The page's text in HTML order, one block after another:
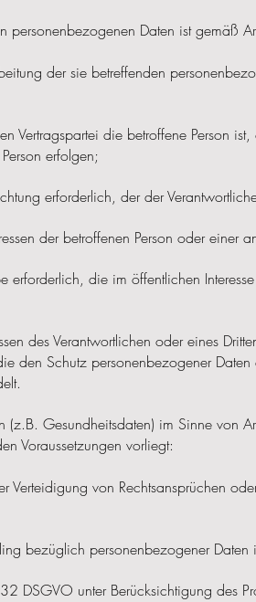
Daten ist gemäß
der sie betreffenden
Vertragspartei die betroffene Person
erfolgen;
erforderlich, der der
der betroffenen Person oder einer
die im öffentlichen
des Verantwortlichen oder eines
den Schutz personenbezogener
(z.B. Gesundheitsdaten) im Sinne von
Voraussetzungen vorliegt:
von Rechtsansprüchen
bezüglich personenbezogener
DSGVO unter Berücksichtigung des